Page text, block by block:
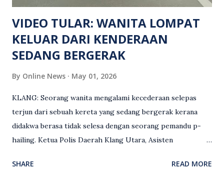
maklumat diminta t...
VIDEO TULAR: WANITA LOMPAT
KELUAR DARI KENDERAAN
SEDANG BERGERAK
By Online News May 01, 2026
KLANG: Seorang wanita mengalami kecederaan selepas
terjun dari sebuah kereta yang sedang bergerak kerana
didakwa berasa tidak selesa dengan seorang pemandu p-
hailing. Ketua Polis Daerah Klang Utara, Asisten
(2 Mei), berkata pemandu berusia 47 tahun itu telah
SHARE READ MORE